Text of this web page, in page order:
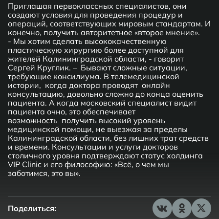
Приглашая первоклассных специалистов, они
создают условия для проведения процедур и
операций, соответствующих мировым стандартам. И
конечно, получить авторитетное «второе мнение».
- Мы хотим сделать высококачественную
пластическую хирургию более доступной для
жителей Калининградской области, - говорит
Сергей Круглик. – Бывают сложные ситуации,
требующие консилиума. В телемедицинской
истории, когда доктора проводят онлайн
консультацию, довольно сложно до конца оценить
пациента. А когда московский специалист видит
пациента очно, это обеспечивает
возможность получить высокий уровень
медицинской помощи, не выезжая за пределы
Калининградской области, без лишних трат средств
и времени. Консультации и услуги докторов
столичного уровня подтверждают статус холдинга
VIP Clinic и его философию: «Всё, о чем мы
заботимся, это вы».
Поделиться: